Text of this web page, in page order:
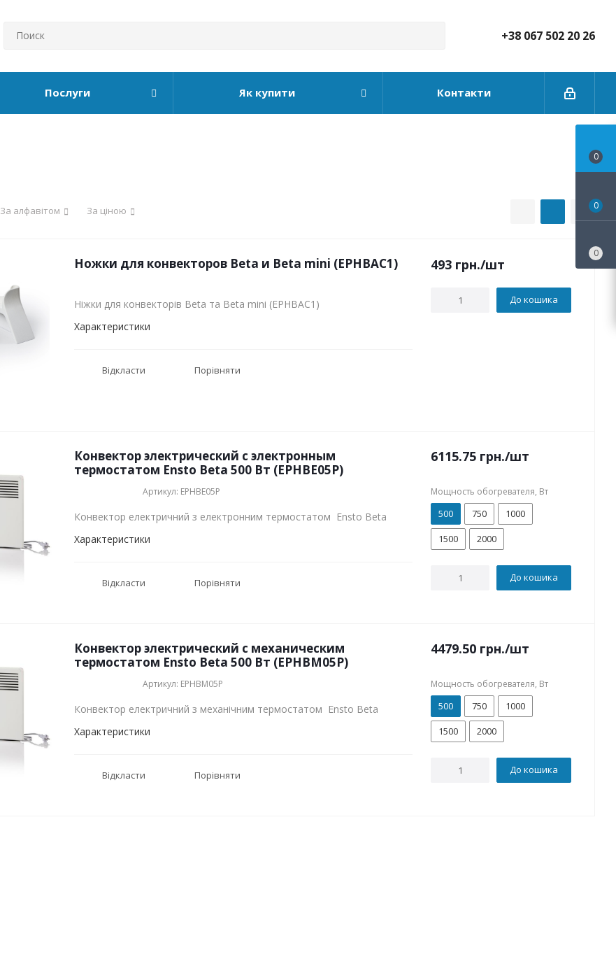
+38 067 502 20 26
Послуги Як купити Контакти
За алфавітом За ціною
Ножки для конвекторов Beta и Beta mini (EPHBAC1)
Ніжки для конвекторів Beta та Beta mini (EPHBAC1)
Характеристики
Відкласти Порівняти
493 грн./шт
До кошика
Конвектор электрический с электронным
термостатом Ensto Beta 500 Вт (EPHBE05P)
Артикул: EPHBE05P
Конвектор електричний з електронним термостатом Ensto Beta
Характеристики
Відкласти Порівняти
6115.75 грн./шт
Мощность обогревателя, Вт
500 750
1000
1500
2000
До кошика
Конвектор электрический с механическим
термостатом Ensto Beta 500 Вт (EPHBM05P)
Артикул: EPHBM05P
Конвектор електричний з механічним термостатом Ensto Beta
Характеристики
Відкласти Порівняти
4479.50 грн./шт
Мощность обогревателя, Вт
500 750
1000
1500
2000
До кошика
0
0
0